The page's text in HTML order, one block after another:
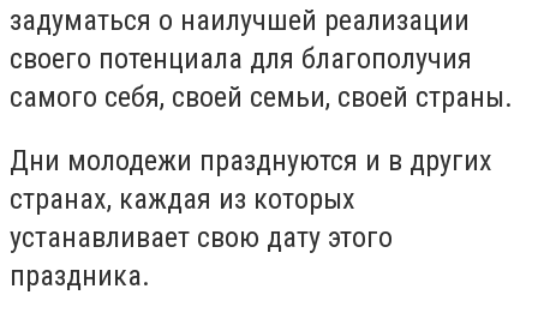
задуматься о наилучшей реализации
своего потенциала для благополучия
самого себя, своей семьи, своей страны.
Дни молодежи празднуются и в других
странах, каждая из которых
устанавливает свою дату этого
праздника.